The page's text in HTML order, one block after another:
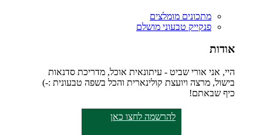
מתכונים מומלצים
פנקייק טבעוני מושלם
אודות
היי, אני אורי שביט - עיתונאית אוכל, מדריכת סדנאות
בישול, מרצה ויועצת קולינארית והכל בשפה טבעונית :-)
כיף שבאתם!
להרשמה לחצו כאן